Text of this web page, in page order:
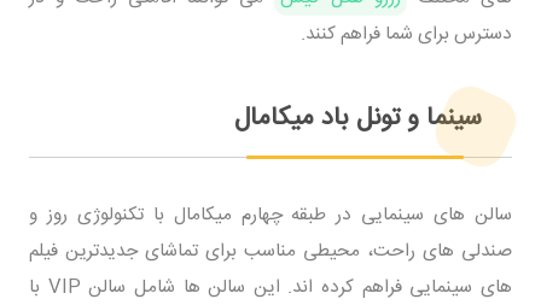
دسترس برای شما فراهم کنند.
سینما و تونل باد میکامال
سالن های سینمایی در طبقه چهارم میکامال با تکنولوژی روز و
صندلی های راحت، محیطی مناسب برای تماشای جدیدترین فیلم
های سینمایی فراهم کرده اند. این سالن ها شامل سالن VIP با